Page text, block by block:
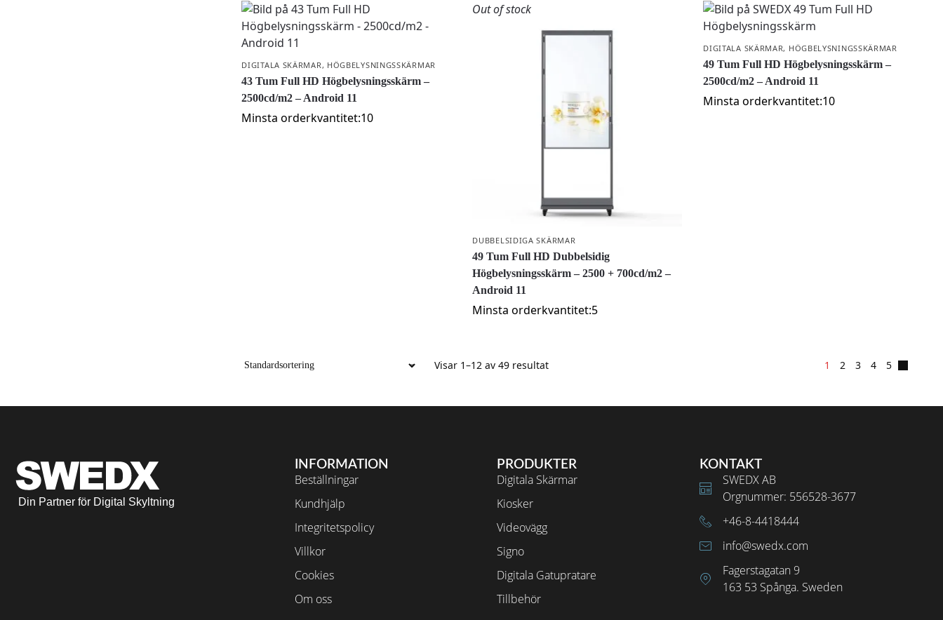
DIGITALA SKÄRMAR , HÖGBELYSNINGSSKÄRMAR
43 Tum Full HD Högbelysningsskärm –
2500cd/m2 – Android 11
Minsta orderkvantitet:10
Out of stock
DUBBELSIDIGA SKÄRMAR
49 Tum Full HD Dubbelsidig
Högbelysningsskärm – 2500 + 700cd/m2 –
Android 11
Minsta orderkvantitet:5
DIGITALA SKÄRMAR, HÖGBELYSNINGSSKÄRMAR
49 Tum Full HD Högbelysningsskärm –
2500cd/m2 – Android 11
Minsta orderkvantitet:10
Visar 1–12 av 49 resultat 1 2 3 4 5
Din Partner för Digital Skyltning
INFORMATION
Beställningar
Kundhjälp
Integritetspolicy
Villkor
Cookies
Om oss
PRODUKTER
Digitala Skärmar
Kiosker
Videovägg
Signo
Digitala Gatupratare
Tillbehör
KONTAKT
SWEDX AB
Orgnummer: 556528-3677
+46-8-4418444
info@swedx.com
Fagerstagatan 9
163 53 Spånga. Sweden